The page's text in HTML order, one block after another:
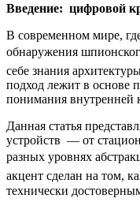
Введение: цифровой
В современном мире,
обнаружения
себе знания
подход лежит в основе
понимания внутренней
Данная статья
устройств — от
разных уровнях
акцент сделан на том,
технически